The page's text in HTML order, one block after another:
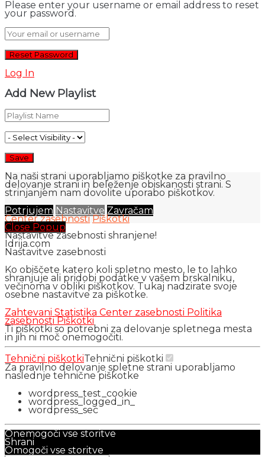
Please enter your username or email address to reset
your password.
Log In
Add New Playlist
Na naši strani uporabljamo piškotke za pravilno
delovanje strani in beleženje obiskanosti strani. S
strinjanjem nam dovolite uporabo piškotkov.
Potrjujem Nastavitve Zavračam
Center zasebnosti Piškotki
Close Popup
Nastavitve zasebnosti shranjene!
Idrija.com
Nastavitve zasebnosti
Ko obiščete katero koli spletno mesto, le to lahko
shranjuje ali pridobi podatke v vašem brskalniku,
večinoma v obliki piškotkov. Tukaj nadzirate svoje
osebne nastavitve za piškotke.
Zahtevani Statistika Center zasebnosti Politika
zasebnosti Piškotki
Ti piškotki so potrebni za delovanje spletnega mesta
in jih ni moč onemogočiti.
Tehnični piškotkiTehnični piškotki
Za pravilno delovanje spletne strani uporabljamo
naslednje tehnične piškotke
wordpress_test_cookie
wordpress_logged_in_
wordpress_sec
Onemogoči vse storitve
Shrani
Omogoči vse storitve